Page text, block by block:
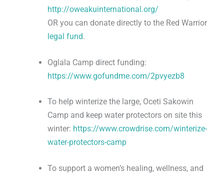
http://oweakuinternational.org/
OR you can donate directly to the Red Warrior
legal fund.
Oglala Camp direct funding:
https://www.gofundme.com/2pvyezb8
To help winterize the large, Oceti Sakowin
Camp and keep water protectors on site this
winter: https://www.crowdrise.com/winterize-
water-protectors-camp
To support a women’s healing, wellness, and